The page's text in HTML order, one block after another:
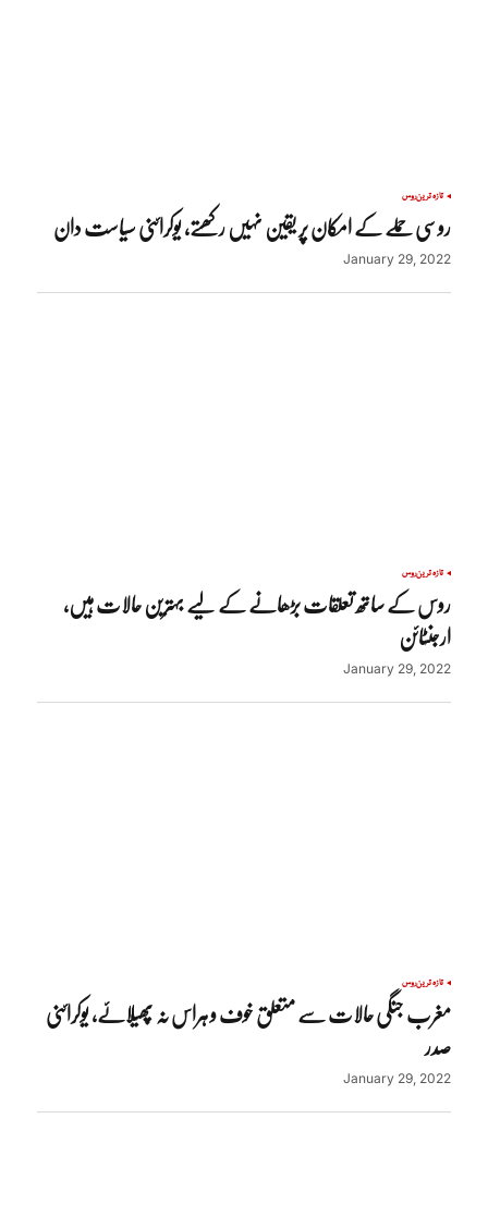
تازہ ترینروس
روسی حملے کے امکان پر یقین نہیں رکھتے، یوکرائنی سیاست دان
January 29, 2022
تازہ ترینروس
روس کے ساتھ تعلقات بڑھانے کے لیے بہترین حالات ہیں،
ارجنٹائن
January 29, 2022
تازہ ترینروس
مغرب جنگی حالات سے متعلق خوف و ہراس نہ پھیلائے، یوکرائنی
صدر
January 29, 2022